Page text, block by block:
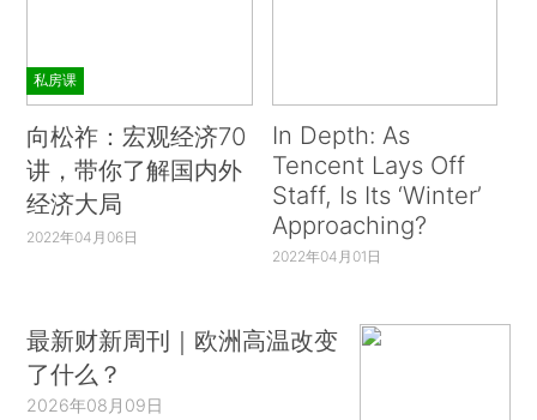
私房课
向松祚：宏观经济70
讲，带你了解国内外
经济大局
2022年04月06日
In Depth: As
Tencent Lays Off
Staff, Is Its ‘Winter’
Approaching?
2022年04月01日
最新财新周刊｜欧洲高温改变
了什么？
2026年08月09日